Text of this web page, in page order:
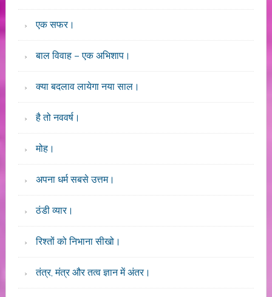
एक सफर।
बाल विवाह – एक अभिशाप।
क्या बदलाव लायेगा नया साल।
है तो नववर्ष।
मोह।
अपना धर्म सबसे उत्तम।
ठंडी व्यार।
रिश्तों को निभाना सीखो।
तंत्र, मंत्र और तत्व ज्ञान में अंतर।